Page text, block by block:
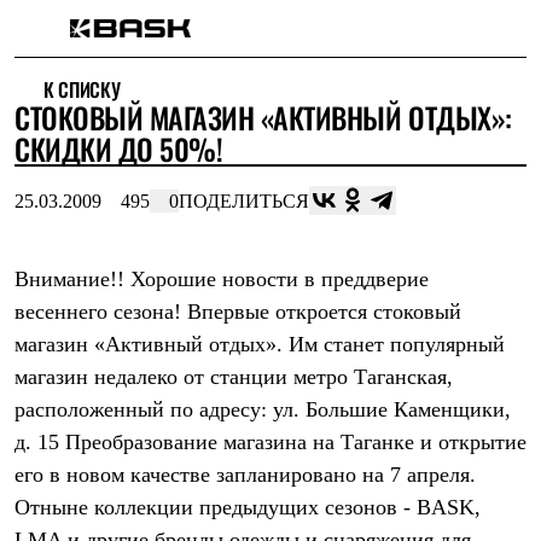
Интернет-магазин
Мужская одежда
Утепленная пухом
Куртки
Жилеты
Куртки
Штормовая одежда
Куртки
Софтшелл одежда
Куртки
Брюки
Флисовая одежда
Куртки
Брюки
К СПИСКУ
СТОКОВЫЙ МАГАЗИН «АКТИВНЫЙ ОТДЫХ»:
СКИДКИ ДО 50%!
25.03.2009 495 0ПОДЕЛИТЬСЯ
Внимание!! Хорошие новости в преддверие
весеннего сезона! Впервые откроется стоковый
магазин «Активный отдых». Им станет популярный
магазин недалеко от станции метро Таганская,
расположенный по адресу: ул. Большие Каменщики,
д. 15 Преобразование магазина на Таганке и открытие
его в новом качестве запланировано на 7 апреля.
Отныне коллекции предыдущих сезонов - BASK,